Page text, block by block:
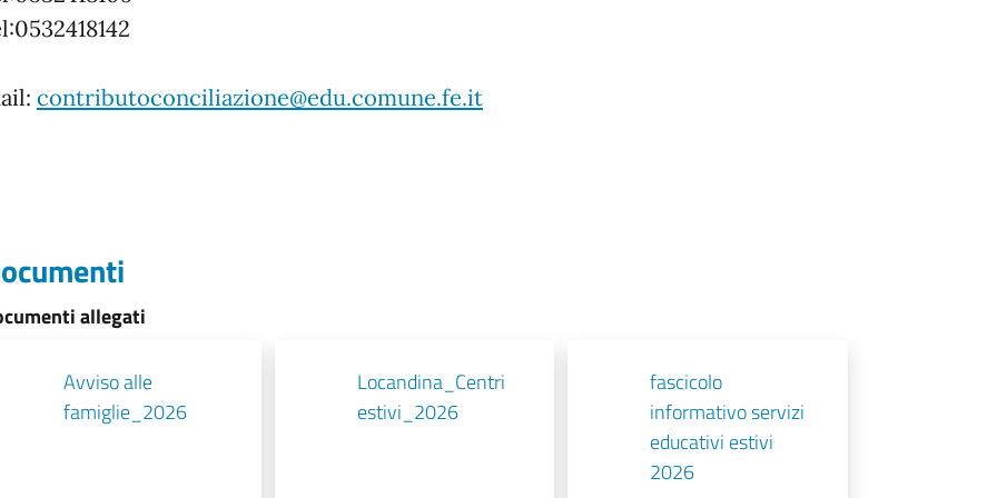
contributoconciliazione@edu.comune.fe.it
allegati
Avviso alle
famiglie_2026
Locandina_Centri
estivi_2026
fascicolo
informativo servizi
educativi estivi
2026